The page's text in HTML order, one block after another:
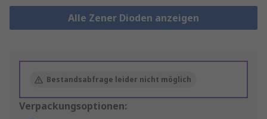
Alle Zener Dioden anzeigen
Bestandsabfrage leider nicht möglich
Verpackungsoptionen: